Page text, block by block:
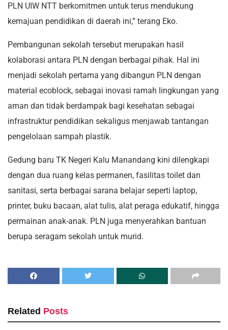
PLN UIW NTT berkomitmen untuk terus mendukung
kemajuan pendidikan di daerah ini,” terang Eko.
Pembangunan sekolah tersebut merupakan hasil
kolaborasi antara PLN dengan berbagai pihak. Hal ini
menjadi sekolah pertama yang dibangun PLN dengan
material ecoblock, sebagai inovasi ramah lingkungan yang
aman dan tidak berdampak bagi kesehatan sebagai
infrastruktur pendidikan sekaligus menjawab tantangan
pengelolaan sampah plastik.
Gedung baru TK Negeri Kalu Manandang kini dilengkapi
dengan dua ruang kelas permanen, fasilitas toilet dan
sanitasi, serta berbagai sarana belajar seperti laptop,
printer, buku bacaan, alat tulis, alat peraga edukatif, hingga
permainan anak-anak. PLN juga menyerahkan bantuan
berupa seragam sekolah untuk murid.
Related Posts